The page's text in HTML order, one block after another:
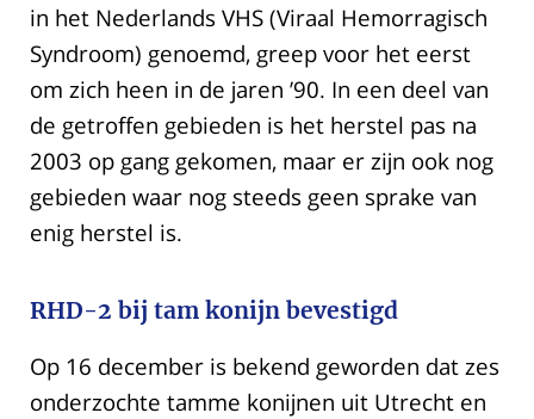
in het Nederlands VHS (Viraal Hemorragisch
Syndroom) genoemd, greep voor het eerst
om zich heen in de jaren ’90. In een deel van
de getroffen gebieden is het herstel pas na
2003 op gang gekomen, maar er zijn ook nog
gebieden waar nog steeds geen sprake van
enig herstel is.
RHD-2 bij tam konijn bevestigd
Op 16 december is bekend geworden dat zes
onderzochte tamme konijnen uit Utrecht en